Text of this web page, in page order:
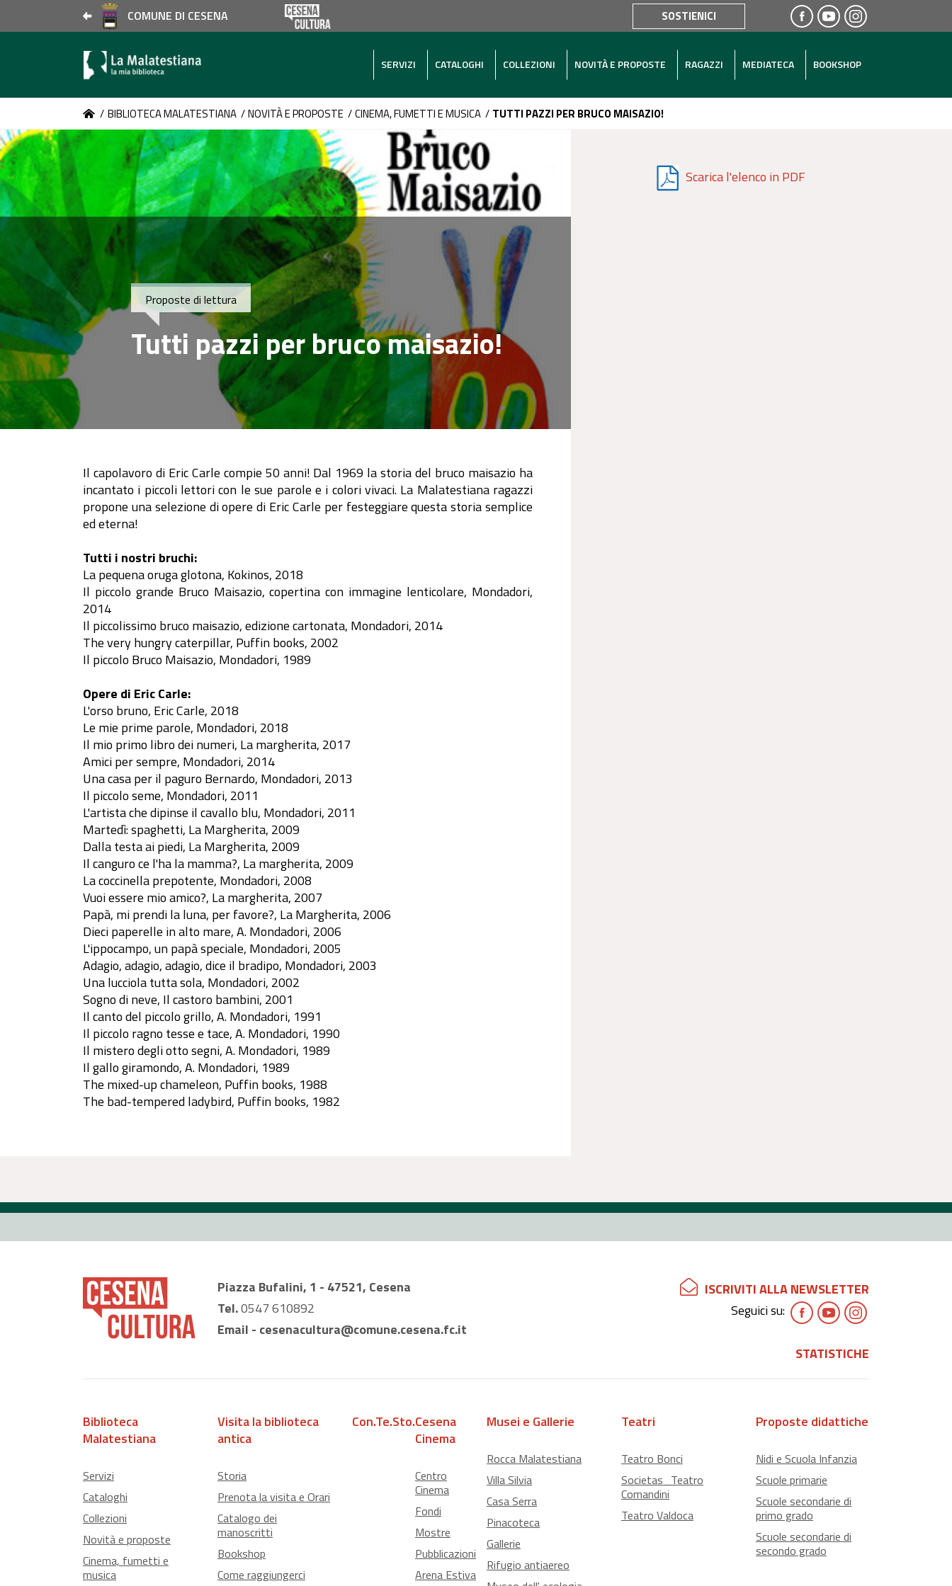
COMUNE DI CESENA SOSTIENICI
SERVIZI CATALOGHI COLLEZIONI NOVITÀ E PROPOSTE RAGAZZI MEDIATECA BOOKSHOP
/ BIBLIOTECA MALATESTIANA /NOVITÀ E PROPOSTE /CINEMA, FUMETTI E MUSICA / TUTTI PAZZI PER BRUCO MAISAZIO!
Proposte di lettura
Tutti pazzi per bruco maisazio!
Il capolavoro di Eric Carle compie 50 anni! Dal 1969 la storia del bruco maisazio ha
incantato i piccoli lettori con le sue parole e i colori vivaci. La Malatestiana ragazzi
propone una selezione di opere di Eric Carle per festeggiare questa storia semplice
ed eterna!
Tutti i nostri bruchi:
La pequena oruga glotona, Kokinos, 2018
Il piccolo grande Bruco Maisazio, copertina con immagine lenticolare, Mondadori,
2014
Il piccolissimo bruco maisazio, edizione cartonata, Mondadori, 2014
The very hungry caterpillar, Puffin books, 2002
Il piccolo Bruco Maisazio, Mondadori, 1989
Opere di Eric Carle:
L'orso bruno, Eric Carle, 2018
Le mie prime parole, Mondadori, 2018
Il mio primo libro dei numeri, La margherita, 2017
Amici per sempre, Mondadori, 2014
Una casa per il paguro Bernardo, Mondadori, 2013
Il piccolo seme, Mondadori, 2011
L'artista che dipinse il cavallo blu, Mondadori, 2011
Martedì: spaghetti, La Margherita, 2009
Dalla testa ai piedi, La Margherita, 2009
Il canguro ce l'ha la mamma?, La margherita, 2009
La coccinella prepotente, Mondadori, 2008
Vuoi essere mio amico?, La margherita, 2007
Papà, mi prendi la luna, per favore?, La Margherita, 2006
Dieci paperelle in alto mare, A. Mondadori, 2006
L'ippocampo, un papà speciale, Mondadori, 2005
Adagio, adagio, adagio, dice il bradipo, Mondadori, 2003
Una lucciola tutta sola, Mondadori, 2002
Sogno di neve, Il castoro bambini, 2001
Il canto del piccolo grillo, A. Mondadori, 1991
Il piccolo ragno tesse e tace, A. Mondadori, 1990
Il mistero degli otto segni, A. Mondadori, 1989
Il gallo giramondo, A. Mondadori, 1989
The mixed-up chameleon, Puffin books, 1988
The bad-tempered ladybird, Puffin books, 1982
Scarica l'elenco in PDF
Piazza Bufalini, 1 - 47521, Cesena
Tel.0547 610892
Email - cesenacultura@comune.cesena.fc.it
ISCRIVITI ALLA NEWSLETTER
Seguici su:
STATISTICHE
Biblioteca
Malatestiana
Servizi
Cataloghi
Collezioni
Novità e proposte
Cinema, fumetti e
musica
Visita la biblioteca
antica
Storia
Prenota la visita e Orari
Catalogo dei
manoscritti
Bookshop
Come raggiungerci
Con.Te.Sto.Cesena
Cinema
Centro
Cinema
Fondi
Mostre
Pubblicazioni
Arena Estiva
Musei e Gallerie
Rocca Malatestiana
Villa Silvia
Casa Serra
Pinacoteca
Gallerie
Rifugio antiaereo
Teatri
Teatro Bonci
Societas_Teatro
Comandini
Teatro Valdoca
Proposte didattiche
Nidi e Scuola Infanzia
Scuole primarie
Scuole secondarie di
primo grado
Scuole secondarie di
secondo grado